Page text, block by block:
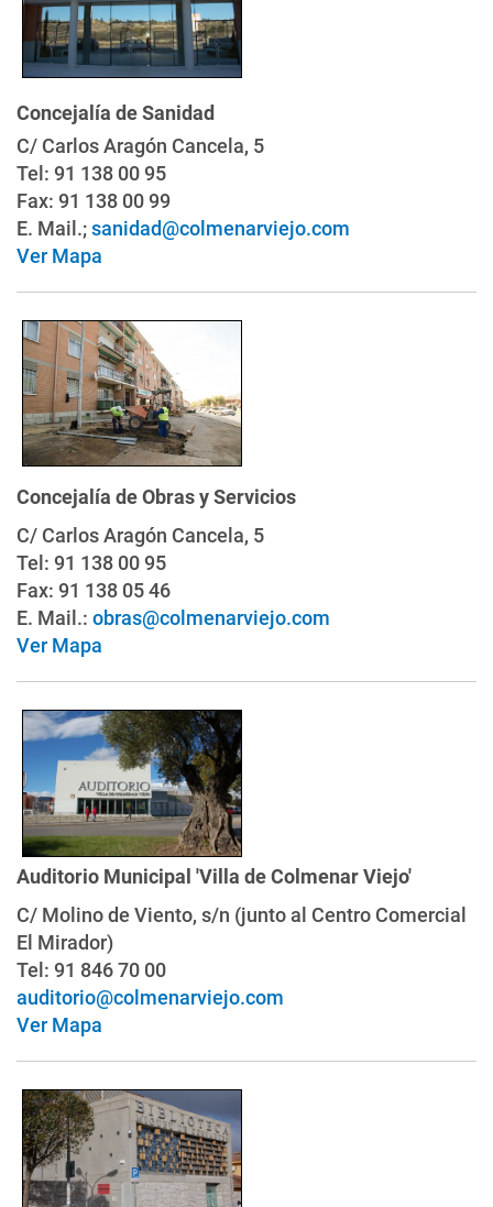
Concejalía de Sanidad
C/ Carlos Aragón Cancela, 5
Tel: 91 138 00 95
Fax: 91 138 00 99
E. Mail.;sanidad@colmenarviejo.com
Ver Mapa
Concejalía de Obras y Servicios
C/ Carlos Aragón Cancela, 5
Tel: 91 138 00 95
Fax: 91 138 05 46
E. Mail.: obras@colmenarviejo.com
Ver Mapa
Auditorio Municipal 'Villa de Colmenar Viejo'
C/ Molino de Viento, s/n (junto al Centro Comercial
El Mirador)
Tel: 91 846 70 00
auditorio@colmenarviejo.com
Ver Mapa